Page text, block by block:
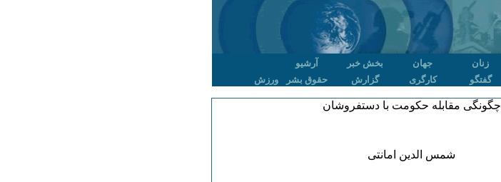
زنان جهان بخش خبر
آرشیو
گفتگو کارگری گزارش حقوق بشر ورزش
چگونگی مقابله حکومت با دستفروشان
شمس الدین امانتی